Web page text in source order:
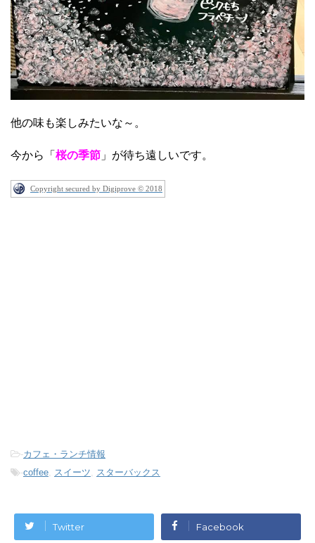
他の味も楽しみたいな～。
今から「 桜の季節 」が待ち遠しいです。
Copyright secured by Digiprove © 2018
-カフェ・ランチ情報
-coffee, スイーツ, スターバックス
Twitter Facebook